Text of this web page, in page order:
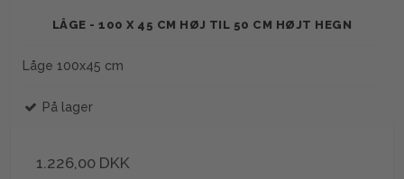
LÅGE - 100 X 45 CM HØJ TIL 50 CM HØJT HEGN
Låge 100x45 cm
På lager
1.226,00 DKK